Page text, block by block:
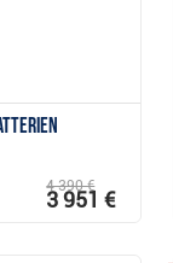
4 390 €
3 951 €